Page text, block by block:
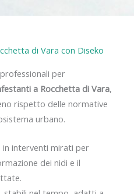
di Vara con Diseko
per
a Rocchetta di Vara,
rispetto delle normative
urbano.
interventi mirati per
dei nidi e il